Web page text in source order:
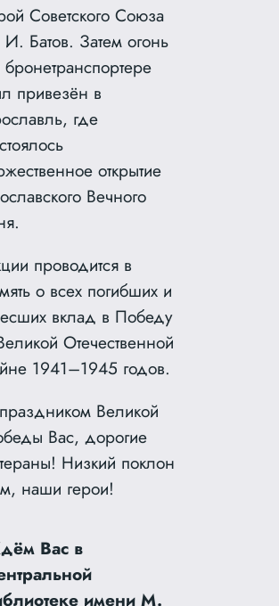
Советского Союза
Батов. Затем огонь
бронетранспортере
привезён в
где
открытие
Вечного
проводится в
о всех погибших и
вклад в Победу
Отечественной
1941–1945 годов.
Великой
Вас, дорогие
Низкий поклон
наши герои!
Вас в
имени М.